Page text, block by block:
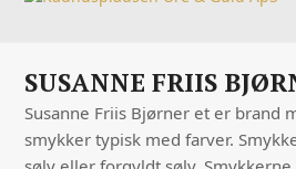
SUSANNE FRIIS
Susanne Friis Bjørner et er brand
smykker typisk med farver.